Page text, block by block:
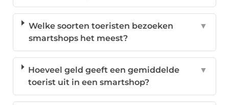
Welke soorten toeristen bezoeken
smartshops het meest?
▼
Hoeveel geld geeft een gemiddelde
toerist uit in een smartshop?
▼